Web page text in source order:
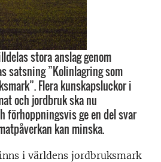
stora anslag genom
satsning ”Kolinlagring som
Flera kunskapsluckor i
och jordbruk ska nu
förhoppningsvis ge en del svar
kan minska.
i världens jordbruksmark